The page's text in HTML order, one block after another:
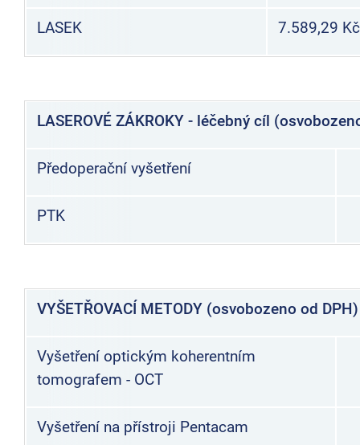
LASEK 7.589,29 Kč
LASEROVÉ ZÁKROKY - léčebný cíl
Předoperační vyšetření
PTK
VYŠETŘOVACÍ METODY (osvobozeno od DPH)
Vyšetření optickým koherentním
tomografem - OCT
Vyšetření na přístroji Pentacam